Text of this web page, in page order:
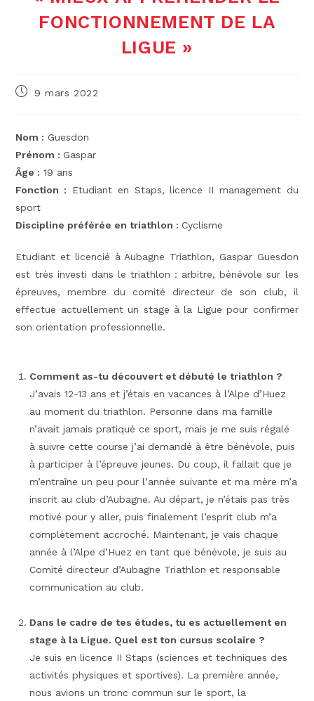
FONCTIONNEMENT DE LA
LIGUE »
Publication
9 mars 2022
Nom : Guesdon
Prénom :Gaspar
Âge : 19 ans
Fonction : Etudiant en Staps, licence II management du
sport
Discipline préférée en triathlon :Cyclisme
Etudiant et licencié à Aubagne Triathlon, Gaspar Guesdon
est très investi dans le triathlon : arbitre, bénévole sur les
épreuves, membre du comité directeur de son club, il
effectue actuellement un stage à la Ligue pour confirmer
son orientation professionnelle.
Comment as-tu découvert et débuté le triathlon ?
J’avais 12-13 ans et j’étais en vacances à l’Alpe d’Huez
au moment du triathlon. Personne dans ma famille
n’avait jamais pratiqué ce sport, mais je me suis régalé
à suivre cette course j’ai demandé à être bénévole, puis
à participer à l’épreuve jeunes. Du coup, il fallait que je
m’entraîne un peu pour l’année suivante et ma mère m’a
inscrit au club d’Aubagne. Au départ, je n’étais pas très
motivé pour y aller, puis finalement l’esprit club m’a
complètement accroché. Maintenant, je vais chaque
année à l’Alpe d’Huez en tant que bénévole, je suis au
Comité directeur d’Aubagne Triathlon et responsable
communication au club.
Dans le cadre de tes études, tu es actuellement en
stage à la Ligue. Quel est ton cursus scolaire ?
Je suis en licence II Staps (sciences et techniques des
activités physiques et sportives). La première année,
nous avions un tronc commun sur le sport, la